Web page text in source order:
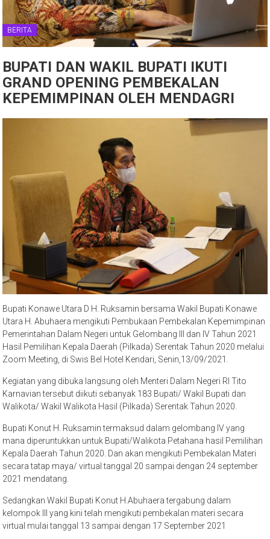
BERITA
BUPATI DAN WAKIL BUPATI IKUTI
GRAND OPENING PEMBEKALAN
KEPEMIMPINAN OLEH MENDAGRI
Bupati Konawe Utara D H. Ruksamin bersama Wakil Bupati Konawe
Utara H. Abuhaera mengikuti Pembukaan Pembekalan Kepemimpinan
Pemerintahan Dalam Negeri untuk Gelombang III dan IV Tahun 2021
Hasil Pemilihan Kepala Daerah (Pilkada) Serentak Tahun 2020 melalui
Zoom Meeting, di Swis Bel Hotel Kendari, Senin,13/09/2021.
Kegiatan yang dibuka langsung oleh Menteri Dalam Negeri RI Tito
Karnavian tersebut diikuti sebanyak 183 Bupati/ Wakil Bupati dan
Walikota/ Wakil Walikota Hasil (Pilkada) Serentak Tahun 2020.
Bupati Konut H. Ruksamin termaksud dalam gelombang IV yang
mana diperuntukkan untuk Bupati/Walikota Petahana hasil Pemilihan
Kepala Daerah Tahun 2020. Dan akan mengikuti Pembekalan Materi
secara tatap maya/ virtual tanggal 20 sampai dengan 24 september
2021 mendatang.
Sedangkan Wakil Bupati Konut H.Abuhaera tergabung dalam
kelompok III yang kini telah mengikuti pembekalan materi secara
virtual mulai tanggal 13 sampai dengan 17 September 2021